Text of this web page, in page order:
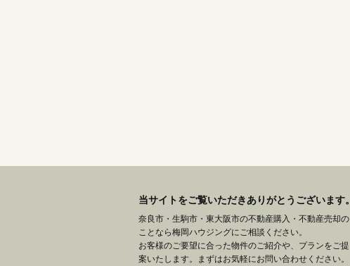
当サイトをご覧いただきありがとうございます。
奈良市・生駒市・東大阪市の不動産購入・不動産売却の
ことなら梅岡ハウジングにご相談ください。
お客様のご要望に合った物件のご紹介や、プランをご提
案いたします。まずはお気軽にお問い合わせください。